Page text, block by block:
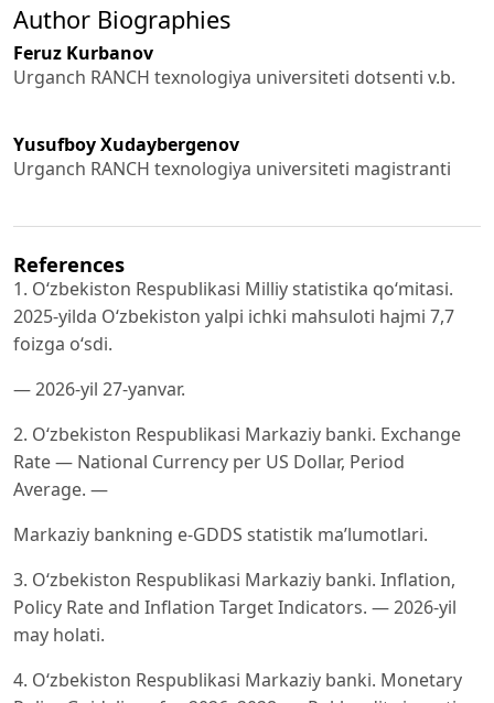
Author Biographies
Feruz Kurbanov
Urganch RANCH texnologiya universiteti dotsenti v.b.
Yusufboy Xudaybergenov
Urganch RANCH texnologiya universiteti magistranti
References
1. O‘zbekiston Respublikasi Milliy statistika qo‘mitasi.
2025-yilda O‘zbekiston yalpi ichki mahsuloti hajmi 7,7
foizga o‘sdi.
— 2026-yil 27-yanvar.
2. O‘zbekiston Respublikasi Markaziy banki. Exchange
Rate — National Currency per US Dollar, Period
Average. —
Markaziy bankning e-GDDS statistik ma’lumotlari.
3. O‘zbekiston Respublikasi Markaziy banki. Inflation,
Policy Rate and Inflation Target Indicators. — 2026-yil
may holati.
4. O‘zbekiston Respublikasi Markaziy banki. Monetary